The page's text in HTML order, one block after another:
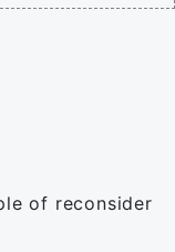
of reconsider